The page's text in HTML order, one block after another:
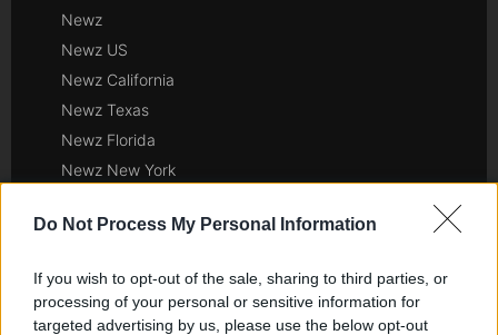
Do Not Process My Personal Information
If you wish to opt-out of the sale, sharing to third parties, or
processing of your personal or sensitive information for
targeted advertising by us, please use the below opt-out
Newz
Newz US
Newz California
Newz Texas
Newz Florida
Newz New York
Newz Illinois
Gameland
Hig Tech Mag